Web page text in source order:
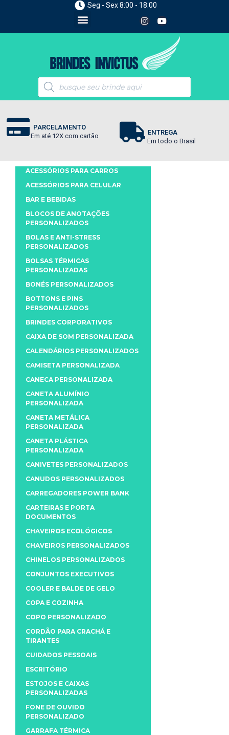
Seg - Sex 8:00 - 18:00
PARCELAMENTO
Em até 12X com cartão
ENTREGA
Em todo o Brasil
ACESSÓRIOS PARA CARROS
ACESSÓRIOS PARA CELULAR
BAR E BEBIDAS
BLOCOS DE ANOTAÇÕES
PERSONALIZADOS
BOLAS E ANTI-STRESS
PERSONALIZADOS
BOLSAS TÉRMICAS
PERSONALIZADAS
BONÉS PERSONALIZADOS
BOTTONS E PINS
PERSONALIZADOS
BRINDES CORPORATIVOS
CAIXA DE SOM PERSONALIZADA
CALENDÁRIOS PERSONALIZADOS
CAMISETA PERSONALIZADA
CANECA PERSONALIZADA
CANETA ALUMÍNIO
PERSONALIZADA
CANETA METÁLICA
PERSONALIZADA
CANETA PLÁSTICA
PERSONALIZADA
CANIVETES PERSONALIZADOS
CANUDOS PERSONALIZADOS
CARREGADORES POWER BANK
CARTEIRAS E PORTA
DOCUMENTOS
CHAVEIROS ECOLÓGICOS
CHAVEIROS PERSONALIZADOS
CHINELOS PERSONALIZADOS
CONJUNTOS EXECUTIVOS
COOLER E BALDE DE GELO
COPA E COZINHA
COPO PERSONALIZADO
CORDÃO PARA CRACHÁ E
TIRANTES
CUIDADOS PESSOAIS
ESCRITÓRIO
ESTOJOS E CAIXAS
PERSONALIZADAS
FONE DE OUVIDO
PERSONALIZADO
GARRAFA TÉRMICA